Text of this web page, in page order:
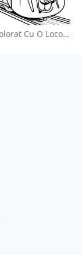
Pagini De Colorat Cu O Locomotivă Colorată